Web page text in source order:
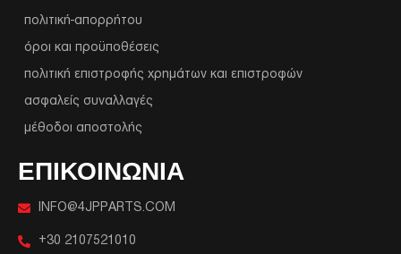
πολιτική-απορρήτου
όροι και προϋποθέσεις
πολιτική επιστροφής χρημάτων και επιστροφών
ασφαλείς συναλλαγές
μέθοδοι αποστολής
ΕΠΙΚΟΙΝΩΝΙΑ
INFO@4JPPARTS.COM
+30 2107521010